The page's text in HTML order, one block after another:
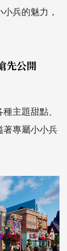
兵的魅力，
先公開
主題甜點、
著專屬小小兵